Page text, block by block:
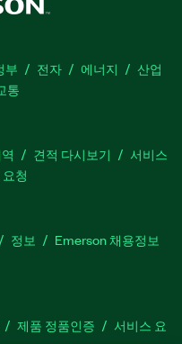
부 전자 에너지
산업
통
견적 다시보기
서비스
청
정보
Emerson 채용정보
제품 정품인증
서비스 요